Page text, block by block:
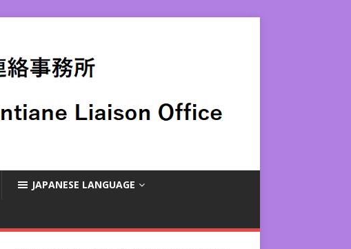
JAPANESE LANGUAGE